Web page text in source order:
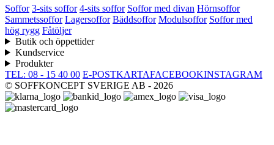
Soffor 3-sits soffor 4-sits soffor Soffor med divan Hörnsoffor
Sammetssoffor Lagersoffor Bäddsoffor Modulsoffor Soffor med
hög rygg Fåtöljer
Butik och öppettider
Kundservice
Produkter
TEL: 08 - 15 40 00 E-POSTKARTAFACEBOOKINSTAGRAM
© SOFFKONCEPT SVERIGE AB - 2026